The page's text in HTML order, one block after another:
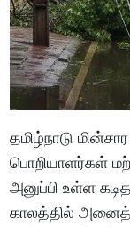
தமிழ்நாடு
பொறியாளர்கள்
அனுப்பி உள்ள
காலத்தில்